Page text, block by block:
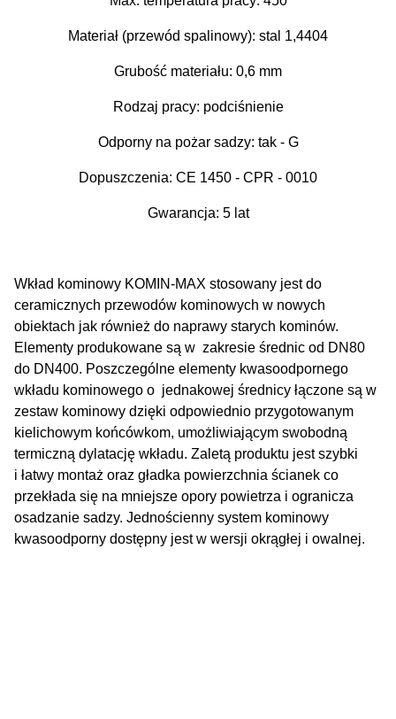
Materiał (przewód spalinowy): stal 1,4404
Grubość materiału: 0,6 mm
Rodzaj pracy: podciśnienie
Odporny na pożar sadzy: tak - G
Dopuszczenia: CE 1450 - CPR - 0010
Gwarancja: 5 lat
Wkład kominowy KOMIN-MAX stosowany jest do
ceramicznych przewodów kominowych w nowych
obiektach jak również do naprawy starych kominów.
Elementy produkowane są w zakresie średnic od DN80
do DN400. Poszczególne elementy kwasoodpornego
wkładu kominowego o jednakowej średnicy łączone są w
zestaw kominowy dzięki odpowiednio przygotowanym
kielichowym końcówkom, umożliwiającym swobodną
termiczną dylatację wkładu. Zaletą produktu jest szybki
i łatwy montaż oraz gładka powierzchnia ścianek co
przekłada się na mniejsze opory powietrza i ogranicza
osadzanie sadzy. Jednościenny system kominowy
kwasoodporny dostępny jest w wersji okrągłej i owalnej.